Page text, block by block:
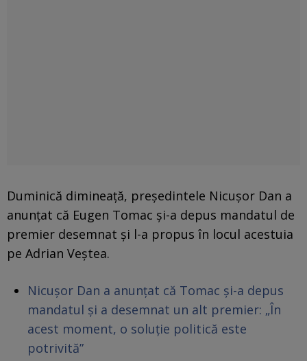
Duminică dimineață, președintele Nicușor Dan a
anunțat că Eugen Tomac și-a depus mandatul de
premier desemnat și l-a propus în locul acestuia
pe Adrian Veștea.
Nicușor Dan a anunțat că Tomac și-a depus
mandatul și a desemnat un alt premier: „În
acest moment, o soluție politică este
potrivită”